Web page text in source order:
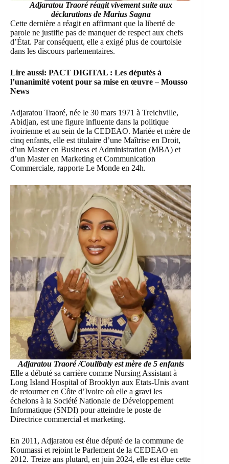
Adjaratou Traoré réagit vivement suite aux
déclarations de Marius Sagna
Cette dernière a réagit en affirmant que la liberté de
parole ne justifie pas de manquer de respect aux chefs
d’État. Par conséquent, elle a exigé plus de courtoisie
dans les discours parlementaires.
Lire aussi: PACT DIGITAL : Les députés à
l’unanimité votent pour sa mise en œuvre – Mousso
News
Adjaratou Traoré, née le 30 mars 1971 à Treichville,
Abidjan, est une figure influente dans la politique
ivoirienne et au sein de la CEDEAO. Mariée et mère de
cinq enfants, elle est titulaire d’une Maîtrise en Droit,
d’un Master en Business et Administration (MBA) et
d’un Master en Marketing et Communication
Commerciale, rapporte Le Monde en 24h.
Adjaratou Traoré /Coulibaly est mère de 5 enfants
Elle a débuté sa carrière comme Nursing Assistant à
Long Island Hospital of Brooklyn aux Etats-Unis avant
de retourner en Côte d’Ivoire où elle a gravi les
échelons à la Société Nationale de Développement
Informatique (SNDI) pour atteindre le poste de
Directrice commercial et marketing.
En 2011, Adjaratou est élue député de la commune de
Koumassi et rejoint le Parlement de la CEDEAO en
2012. Treize ans plutard, en juin 2024, elle est élue cette